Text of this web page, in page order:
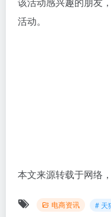
活动。
本文来源转载于网络
电商资讯 # 天